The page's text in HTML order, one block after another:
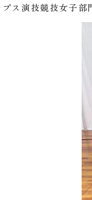
プス演技競技女子